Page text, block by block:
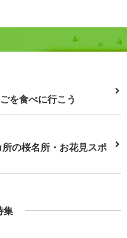
を食べに行こう
の桜名所・お花見スポ
集